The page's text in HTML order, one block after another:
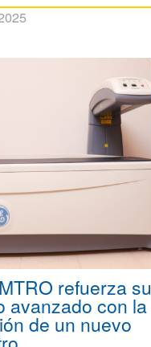
refuerza su
avanzado con la
de un nuevo